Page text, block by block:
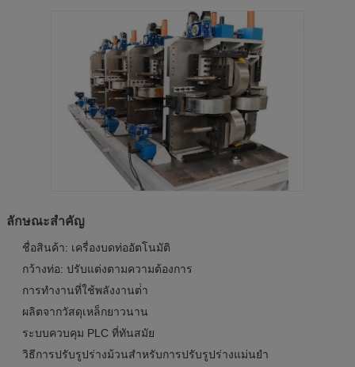
ลักษณะสําคัญ
ชื่อสินค้า: เครื่องบดท่ออัตโนมัติ
กว้างท่อ: ปรับแต่งตามความต้องการ
การทํางานที่ใช้พลังงานต่ํา
ผลิตจากวัสดุเหล็กยาวนาน
ระบบควบคุม PLC ที่ทันสมัย
วิธีการปรับรูปร่างม้วนสําหรับการปรับรูปร่างแม่นยํา